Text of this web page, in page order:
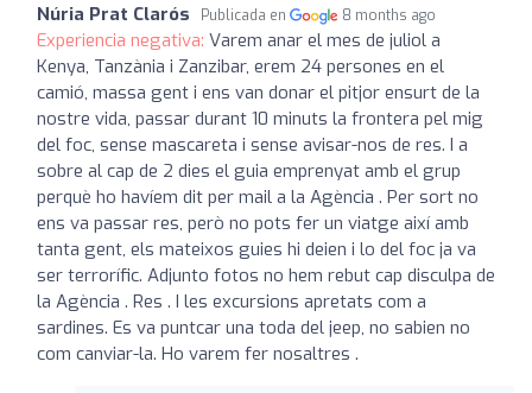
Núria Prat Clarós Publicada en 8 months ago
Experiencia negativa: Varem anar el mes de juliol a
Kenya, Tanzània i Zanzibar, erem 24 persones en el
camió, massa gent i ens van donar el pitjor ensurt de la
nostre vida, passar durant 10 minuts la frontera pel mig
del foc, sense mascareta i sense avisar-nos de res. I a
sobre al cap de 2 dies el guia emprenyat amb el grup
perquè ho havíem dit per mail a la Agència . Per sort no
ens va passar res, però no pots fer un viatge així amb
tanta gent, els mateixos guies hi deien i lo del foc ja va
ser terrorífic. Adjunto fotos no hem rebut cap disculpa de
la Agència . Res . I les excursions apretats com a
sardines. Es va puntcar una toda del jeep, no sabien no
com canviar-la. Ho varem fer nosaltres .